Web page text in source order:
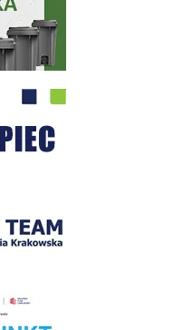
w Gminie Wieliczka